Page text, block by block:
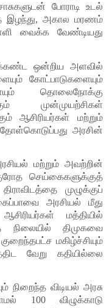
போராடி உடல்
இழந்து, அகால மரணம்
வைக்க வேண்டியது
ஒன்றிய அளவில்
கோட்பாடுகளையும்
தொலைநோக்கு
முன்முயற்சிகள்
ஆசிரியர்கள் மற்றும்
அரசின்
மற்றும் அவற்றின்
செய்கைகளுக்குத்
முழுக்குப்
அரசியல் மீது
மத்தியில்
திமுகவை
மகிழ்ச்சியும்
வேறு கதியில்லை
நிறைந்த விடியல் அரசு
100 விழுக்காடு